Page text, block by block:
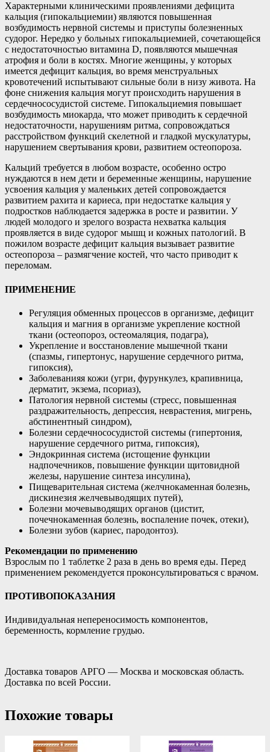
Характерными клиническими проявлениями дефицита
кальция (гипокальциемии) являются повышенная
возбудимость нервной системы и приступы болезненных
судорог. Нередко у больных гипокальциемией, сочетающейся
с недостаточностью витамина D, появляются мышечная
атрофия и боли в костях. Многие женщины, у которых
имеется дефицит кальция, во время менструальных
кровотечений испытывают сильные боли в низу живота. На
фоне снижения кальция могут происходить нарушения в
сердечнососудистой системе. Гипокальциемия повышает
возбудимость миокарда, что может приводить к сердечной
недостаточности, нарушениям ритма, сопровождаться
расстройством функций скелетной и гладкой мускулатуры,
нарушением свертывания крови, развитием остеопороза.
Кальций требуется в любом возрасте, особенно остро
нуждаются в нем дети и беременные женщины, нарушение
усвоения кальция у маленьких детей сопровождается
развитием рахита и кариеса, при недостатке кальция у
подростков наблюдается задержка в росте и развитии. У
людей молодого и зрелого возраста нехватка кальция
проявляется в виде судорог мышц и кожных патологий. В
пожилом возрасте дефицит кальция вызывает развитие
остеопороза – размягчение костей, что часто приводит к
переломам.
ПРИМЕНЕНИЕ
​Регуляция обменных процессов в организме, дефицит
кальция и магния в организме укрепление костной
ткани (остеопороз, остеомаляция, подагра),
Укрепление и восстановление мышечной ткани
(спазмы, гипертонус, нарушение сердечного ритма,
гипоксия),
Заболеванияя кожи (угри, фурункулез, крапивница,
дерматит, экзема, псориаз),
Патология нервной системы (стресс, повышенная
раздражительность, депрессия, неврастения, мигрень,
абстинентный синдром),
Болезни сердечнососудистой системы (гипертония,
нарушение сердечного ритма, гипоксия),
Эндокринная система (истощение функции
надпочечников, повышение функции щитовидной
железы, нарушение синтеза инсулина),
Пищеварительная система (желчнокаменная болезнь,
дискинезия желчевыводящих путей),
Болезни мочевыводящих органов (цистит,
почечнокаменная болезнь, воспаление почек, отеки),
Болезни зубов (кариес, пародонтоз).
Рекомендации по применению
Взрослым по 1 таблетке 2 раза в день во время еды. Перед
применением рекомендуется проконсультироваться с врачом.
ПРОТИВОПОКАЗАНИЯ
Индивидуальная непереносимость компонентов,
беременность, кормление грудью.
Доставка товаров АРГО — Москва и московская область.
Доставка по всей России.
Похожие товары